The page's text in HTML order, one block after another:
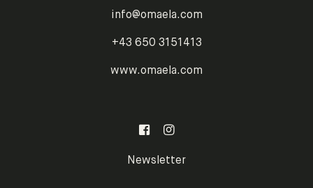
info@omaela.com
+43 650 3151413
www.omaela.com
Newsletter